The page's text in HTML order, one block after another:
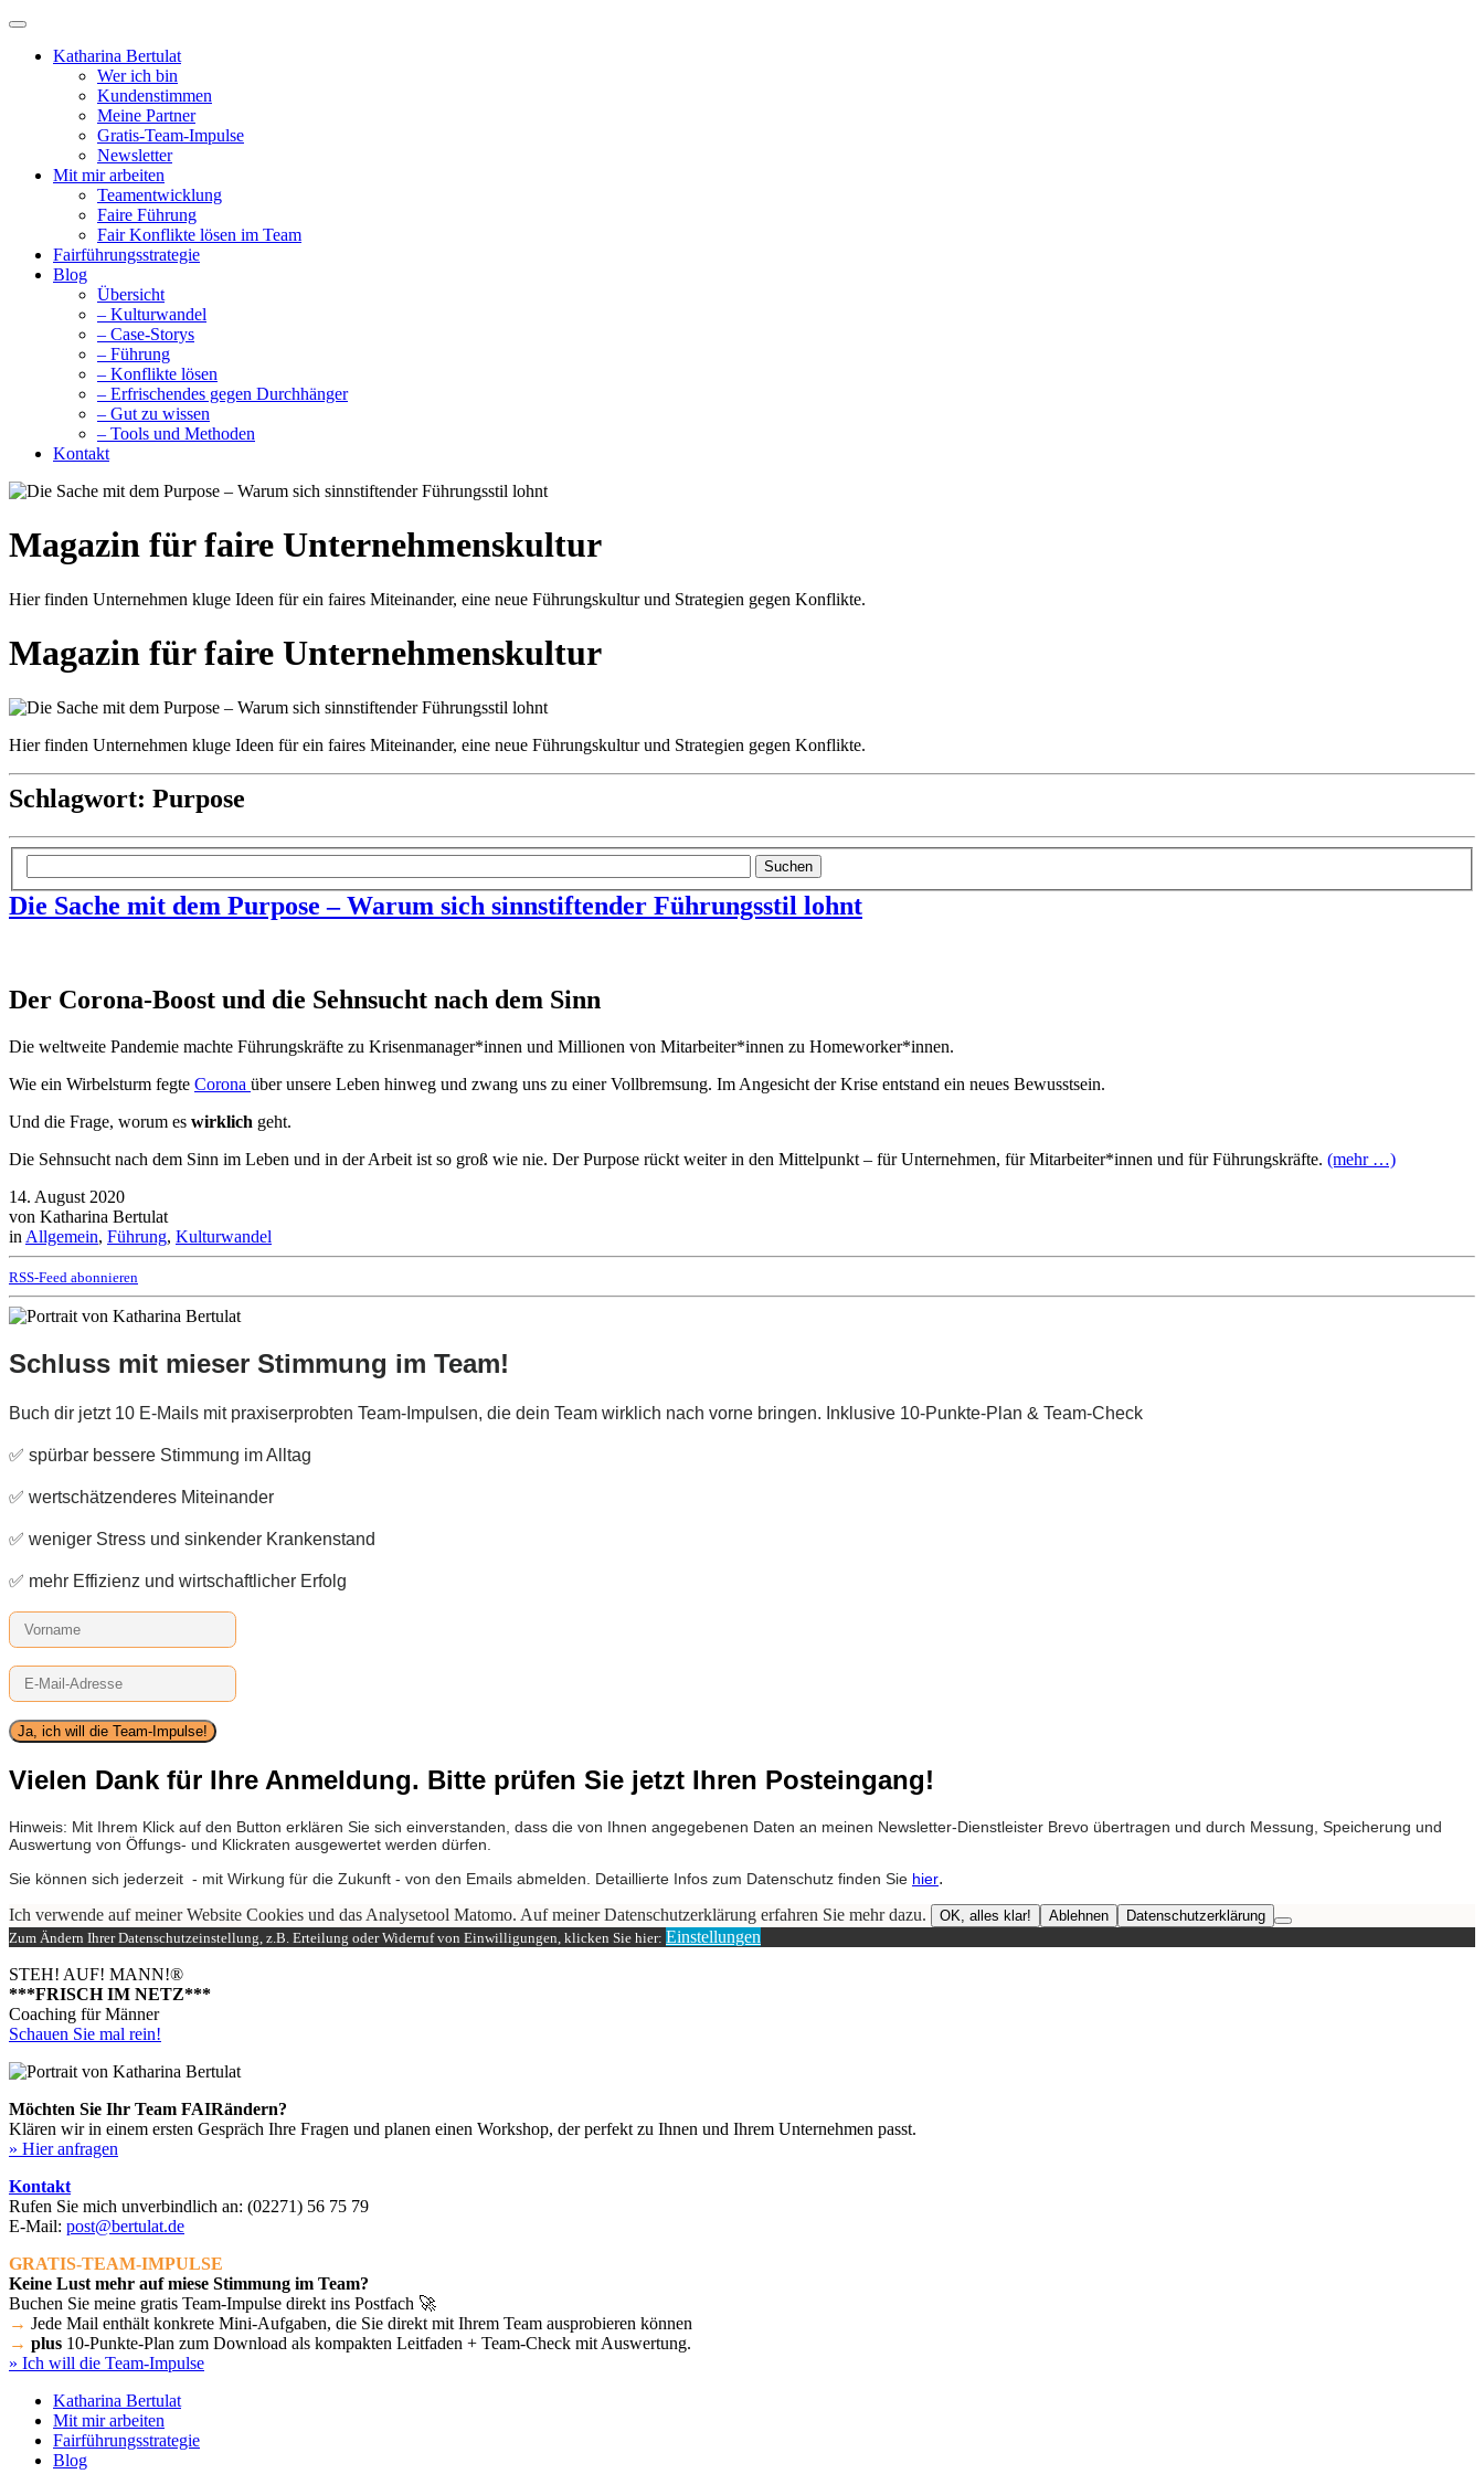
Katharina Bertulat
Wer ich bin
Kundenstimmen
Meine Partner
Gratis-Team-Impulse
Newsletter
Mit mir arbeiten
Teamentwicklung
Faire Führung
Fair Konflikte lösen im Team
Fairführungsstrategie
Blog
Übersicht
– Kulturwandel
– Case-Storys
– Führung
– Konflikte lösen
– Erfrischendes gegen Durchhänger
– Gut zu wissen
– Tools und Methoden
Kontakt
Magazin für faire Unternehmenskultur
Hier finden Unternehmen kluge Ideen für ein faires Miteinander, eine neue Führungskultur und Strategien gegen Konflikte.
Magazin für faire Unternehmenskultur
Hier finden Unternehmen kluge Ideen für ein faires Miteinander, eine neue Führungskultur und Strategien gegen Konflikte.
Schlagwort: Purpose
Suchen
Die Sache mit dem Purpose – Warum sich sinnstiftender Führungsstil lohnt
Der Corona-Boost und die Sehnsucht nach dem Sinn
Die weltweite Pandemie machte Führungskräfte zu Krisenmanager*innen und Millionen von Mitarbeiter*innen zu Homeworker*innen.
Wie ein Wirbelsturm fegte Corona über unsere Leben hinweg und zwang uns zu einer Vollbremsung. Im Angesicht der Krise entstand ein neues Bewusstsein.
Und die Frage, worum es wirklich geht.
Die Sehnsucht nach dem Sinn im Leben und in der Arbeit ist so groß wie nie. Der Purpose rückt weiter in den Mittelpunkt – für Unternehmen, für Mitarbeiter*innen und für Führungskräfte. (mehr …)
14. August 2020
von Katharina Bertulat
in Allgemein, Führung, Kulturwandel
RSS-Feed abonnieren
Schluss mit mieser Stimmung im Team!
Buch dir jetzt 10 E-Mails mit praxiserprobten Team-Impulsen, die dein Team wirklich nach vorne bringen. Inklusive 10-Punkte-Plan & Team-Check
✅ spürbar bessere Stimmung im Alltag
✅ wertschätzenderes Miteinander
✅ weniger Stress und sinkender Krankenstand
✅ mehr Effizienz und wirtschaftlicher Erfolg
Ja, ich will die Team-Impulse!
Vielen Dank für Ihre Anmeldung. Bitte prüfen Sie jetzt Ihren Posteingang!
Hinweis: Mit Ihrem Klick auf den Button erklären Sie sich einverstanden, dass die von Ihnen angegebenen Daten an meinen Newsletter-Dienstleister Brevo übertragen und durch Messung, Speicherung und
Auswertung von Öffungs- und Klickraten ausgewertet werden dürfen.
Sie können sich jederzeit - mit Wirkung für die Zukunft - von den Emails abmelden. Detaillierte Infos zum Datenschutz finden Sie hier.
Ich verwende auf meiner Website Cookies und das Analysetool Matomo. Auf meiner Datenschutzerklärung erfahren Sie mehr dazu.
OK, alles klar! Ablehnen
Datenschutzerklärung
Zum Ändern Ihrer Datenschutzeinstellung, z.B. Erteilung oder Widerruf von Einwilligungen, klicken Sie hier: Einstellungen
STEH! AUF! MANN!®
***FRISCH IM NETZ***
Coaching für Männer
Schauen Sie mal rein!
Möchten Sie Ihr Team FAIRändern?
Klären wir in einem ersten Gespräch Ihre Fragen und planen einen Workshop, der perfekt zu Ihnen und Ihrem Unternehmen passt.
» Hier anfragen
Kontakt
Rufen Sie mich unverbindlich an: (02271) 56 75 79
E-Mail: post@bertulat.de
GRATIS-TEAM-IMPULSE
Keine Lust mehr auf miese Stimmung im Team?
Buchen Sie meine gratis Team-Impulse direkt ins Postfach 🚀
→ Jede Mail enthält konkrete Mini-Aufgaben, die Sie direkt mit Ihrem Team ausprobieren können
→ plus 10-Punkte-Plan zum Download als kompakten Leitfaden + Team-Check mit Auswertung.
» Ich will die Team-Impulse
Katharina Bertulat
Mit mir arbeiten
Fairführungsstrategie
Blog